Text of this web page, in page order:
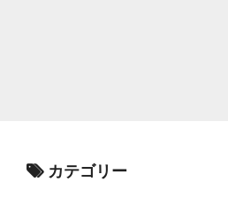
カテゴリー